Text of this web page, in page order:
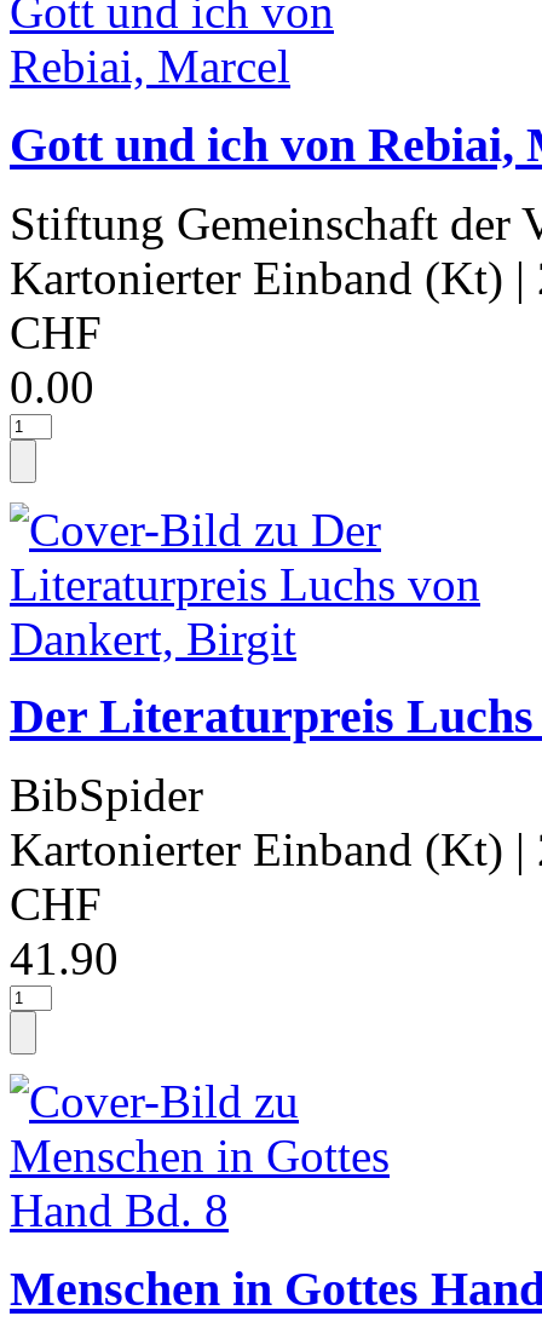
Gott und ich von Rebiai,
Stiftung Gemeinschaft der
Kartonierter Einband (Kt) |
CHF
0.00
Der Literaturpreis
BibSpider
Kartonierter Einband (Kt) |
CHF
41.90
Menschen in Gottes